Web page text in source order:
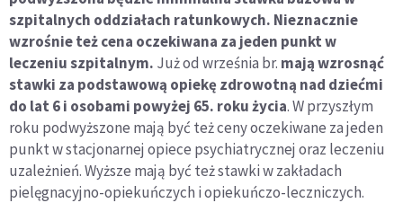
szpitalnych oddziałach ratunkowych. Nieznacznie
wzrośnie też cena oczekiwana za jeden punkt w
leczeniu szpitalnym. Już od września br. mają wzrosnąć
stawki za podstawową opiekę zdrowotną nad dziećmi
do lat 6 i osobami powyżej 65. roku życia. W przyszłym
roku podwyższone mają być też ceny oczekiwane za jeden
punkt w stacjonarnej opiece psychiatrycznej oraz leczeniu
uzależnień. Wyższe mają być też stawki w zakładach
pielęgnacyjno-opiekuńczych i opiekuńczo-leczniczych.